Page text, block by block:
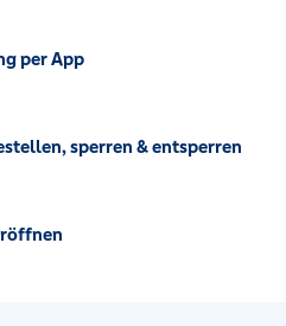
per App
sperren & entsperren